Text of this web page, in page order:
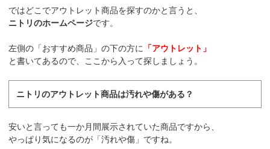
ではどこでアウトレット商品を探すのかと言うと、
ニトリのホームページです。
左側の「おすすめ商品」の下の方に 「アウトレット」
と書いてあるので、ここから入って探しましょう。
ニトリのアウトレット商品は汚れや傷がある？
安いと言っても一か月間展示されていた商品ですから、
やっぱり気になるのが「汚れや傷」ですね。